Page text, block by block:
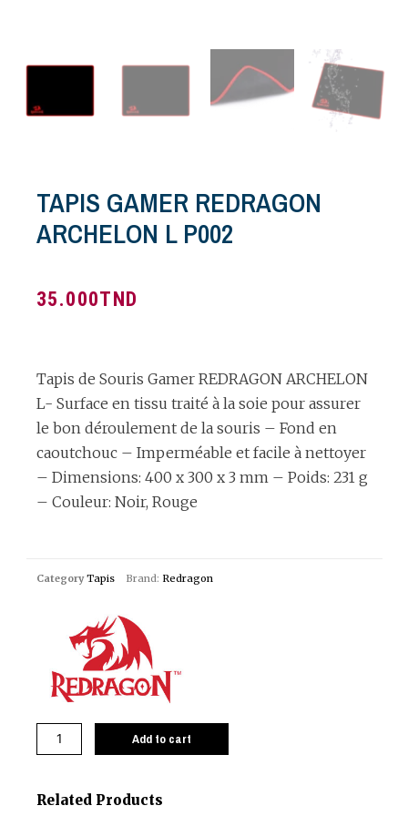
TAPIS GAMER REDRAGON
ARCHELON L P002
35.000TND
Tapis de Souris Gamer REDRAGON ARCHELON
L- Surface en tissu traité à la soie pour assurer
le bon déroulement de la souris – Fond en
caoutchouc – Imperméable et facile à nettoyer
– Dimensions: 400 x 300 x 3 mm – Poids: 231 g
– Couleur: Noir, Rouge
Category Tapis Brand: Redragon
Add to cart
Related Products